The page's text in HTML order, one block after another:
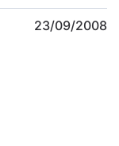
23/09/2008